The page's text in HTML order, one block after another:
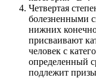
Четвертая
болезненными
нижних
присваивают
человек с
определенный
подлежит